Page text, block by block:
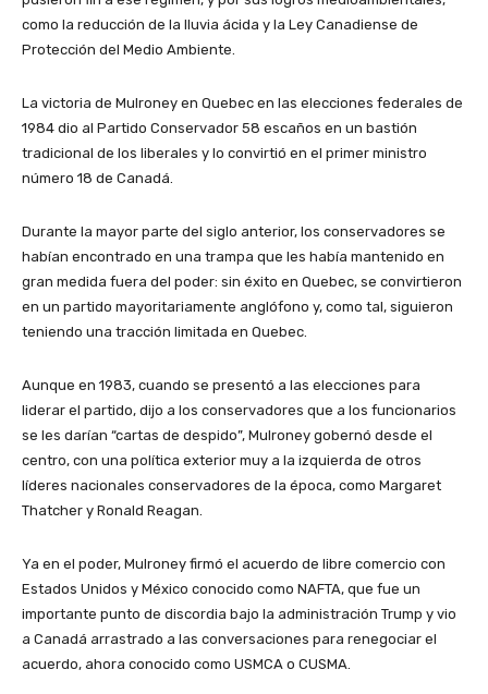
como la reducción de la lluvia ácida y la Ley Canadiense de
Protección del Medio Ambiente.
La victoria de Mulroney en Quebec en las elecciones federales de
1984 dio al Partido Conservador 58 escaños en un bastión
tradicional de los liberales y lo convirtió en el primer ministro
número 18 de Canadá.
Durante la mayor parte del siglo anterior, los conservadores se
habían encontrado en una trampa que les había mantenido en
gran medida fuera del poder: sin éxito en Quebec, se convirtieron
en un partido mayoritariamente anglófono y, como tal, siguieron
teniendo una tracción limitada en Quebec.
Aunque en 1983, cuando se presentó a las elecciones para
liderar el partido, dijo a los conservadores que a los funcionarios
se les darían “cartas de despido”, Mulroney gobernó desde el
centro, con una política exterior muy a la izquierda de otros
líderes nacionales conservadores de la época, como Margaret
Thatcher y Ronald Reagan.
Ya en el poder, Mulroney firmó el acuerdo de libre comercio con
Estados Unidos y México conocido como NAFTA, que fue un
importante punto de discordia bajo la administración Trump y vio
a Canadá arrastrado a las conversaciones para renegociar el
acuerdo, ahora conocido como USMCA o CUSMA.